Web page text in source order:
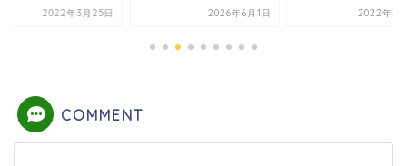
2022年3月25日 2026年6月1日 2022年3
COMMENT